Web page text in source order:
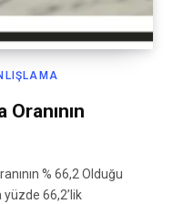
Oranının
% 66,2 Olduğu
66,2’lik